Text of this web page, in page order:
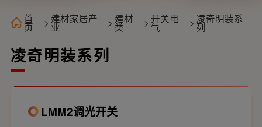
凌奇明装系列
首
页 > 建材家居产
业 > 建材
类 > 开关电
气 > 凌奇明装系
列
LMM2调光开关